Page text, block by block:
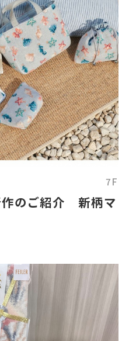
7F
作のご紹介 新柄マ